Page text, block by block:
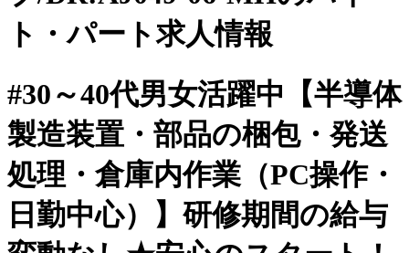
ト・パート求人情報
#30～40代男女活躍中【半導体
製造装置・部品の梱包・発送
処理・倉庫内作業（PC操作・
日勤中心）】研修期間の給与